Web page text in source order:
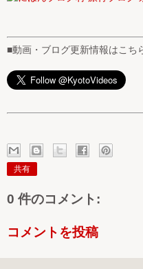
■動画・ブログ更新情報はこち
共有
0 件のコメント:
コメントを投稿